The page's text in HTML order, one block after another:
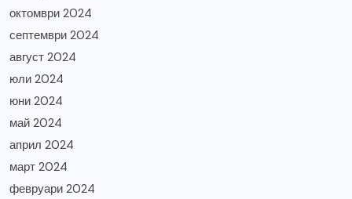
октомври 2024
септември 2024
август 2024
юли 2024
юни 2024
май 2024
април 2024
март 2024
февруари 2024